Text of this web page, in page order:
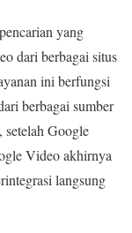
yang
dari berbagai situs
ini berfungsi
berbagai sumber
setelah Google
Video akhirnya
langsung